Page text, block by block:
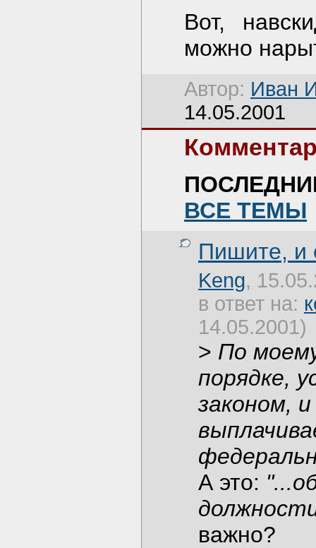
Вот,
можно
Автор: Иван
14.05.2001
ВСЕ ТЕМЫ
Пишите, и
Keng,
в ответ на:
14.05.2001)
> По
порядке,
законом,
А это:
важно?